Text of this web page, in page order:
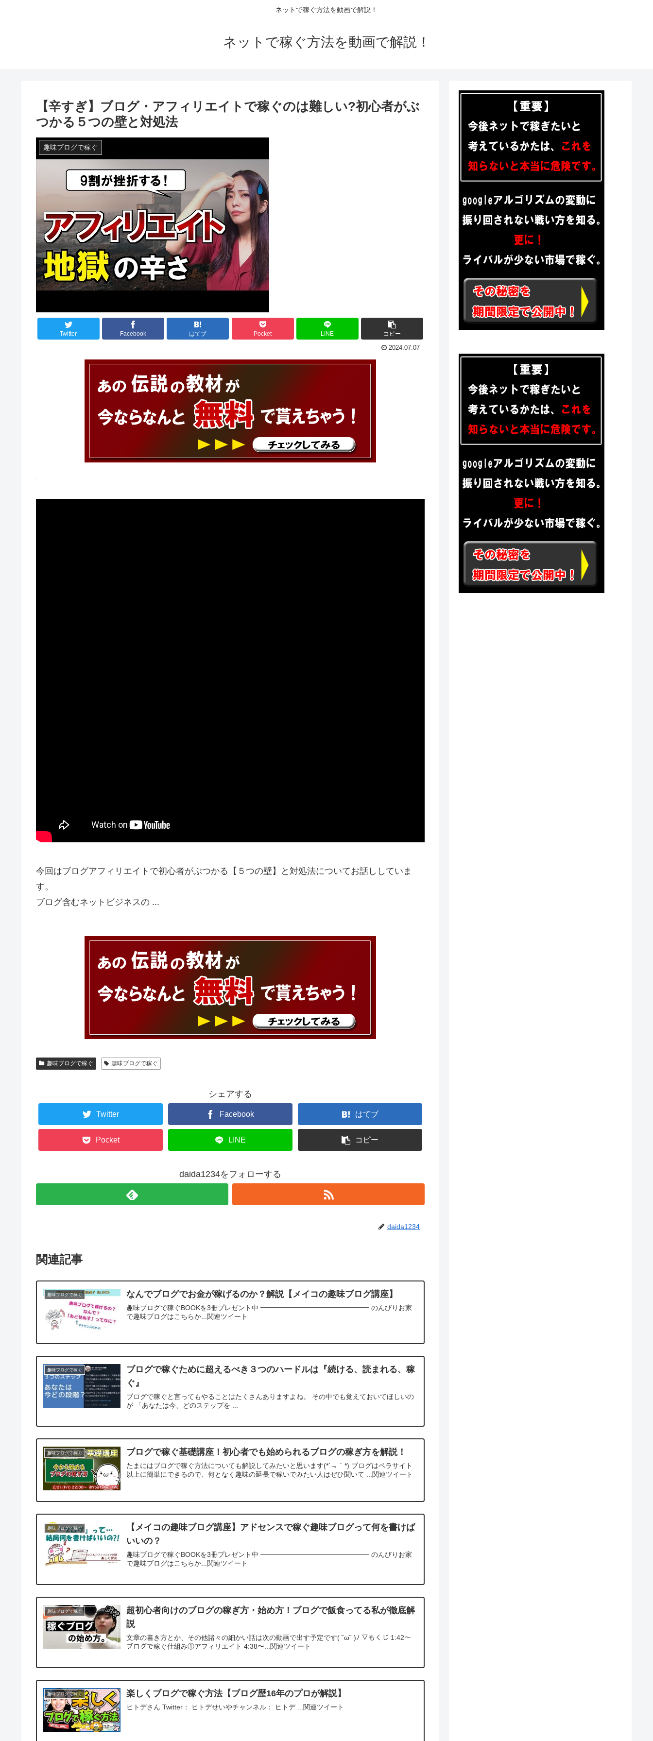
ネットで稼ぐ方法を動画で解説！
ネットで稼ぐ方法を動画で解説！
【辛すぎ】ブログ・アフィリエイトで稼ぐのは難しい?初心者がぶ
つかる５つの壁と対処法
趣味ブログで稼ぐ
Twitter Facebook はてブ Pocket LINE コピー
2024.07.07
今回はブログアフィリエイトで初心者がぶつかる【５つの壁】と対処法についてお話ししていま
す。
ブログ含むネットビジネスの ...
趣味ブログで稼ぐ 趣味ブログで稼ぐ
シェアする
Twitter Facebook はてブ
Pocket LINE コピー
daida1234をフォローする
daida1234
関連記事
趣味ブログで稼ぐ なんでブログでお金が稼げるのか？解説【メイコの趣味ブログ講座】
趣味ブログで稼ぐBOOKを3冊プレゼント中 ━━━━━━━━━━━━━━━━ のんびりお家
で趣味ブログはこちらか...関連ツイート
趣味ブログで稼ぐ
ブログで稼ぐために超えるべき３つのハードルは『続ける、読まれる、稼
ぐ』
ブログで稼ぐと言ってもやることはたくさんありますよね。 その中でも覚えておいてほしいの
が 「あなたは今、どのステップを ...
趣味ブログで稼ぐ ブログで稼ぐ基礎講座！初心者でも始められるブログの稼ぎ方を解説！
たまにはブログで稼ぐ方法についても解説してみたいと思います(*´﹃｀*) ブログはペラサイト
以上に簡単にできるので、何となく趣味の延長で稼いでみたい人はぜひ聞いて ...関連ツイート
趣味ブログで稼ぐ
【メイコの趣味ブログ講座】アドセンスで稼ぐ趣味ブログって何を書けば
いいの？
趣味ブログで稼ぐBOOKを3冊プレゼント中 ━━━━━━━━━━━━━━━━ のんびりお家
で趣味ブログはこちらか...関連ツイート
趣味ブログで稼ぐ
超初心者向けのブログの稼ぎ方・始め方！ブログで飯食ってる私が徹底解
説
文章の書き方とか、その他諸々の細かい話は次の動画で出す予定です( ˘ω˘ )ﾉ ▽もくじ 1:42〜
ブログで稼ぐ仕組み①アフィリエイト 4:38〜...関連ツイート
趣味ブログで稼ぐ 楽しくブログで稼ぐ方法【ブログ歴16年のプロが解説】
ヒトデさん Twitter： ヒトデせいやチャンネル： ヒトデ ...関連ツイート